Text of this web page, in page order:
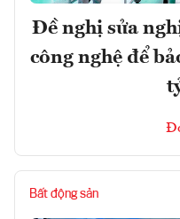
Đề nghị sửa
công nghệ để
Bất động sản